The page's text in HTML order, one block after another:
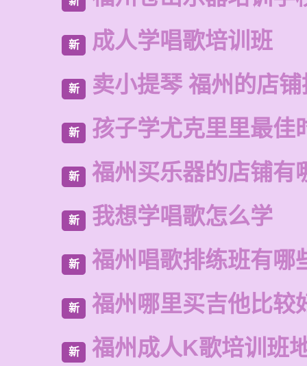
新 成人学唱歌培训班
新 卖小提琴 福州的店
新 孩子学尤克里里最佳
新 福州买乐器的店铺有
新 我想学唱歌怎么学
新 福州唱歌排练班有哪
新 福州哪里买吉他比较
新 福州成人K歌培训班